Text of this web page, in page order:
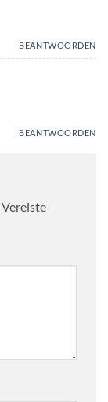
BEANTWOORDEN
BEANTWOORDEN
Vereiste